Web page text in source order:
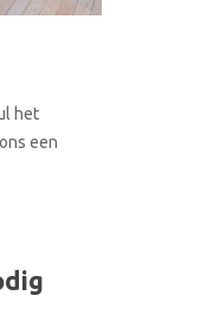
het
een